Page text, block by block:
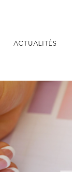
ACTUALITÉS